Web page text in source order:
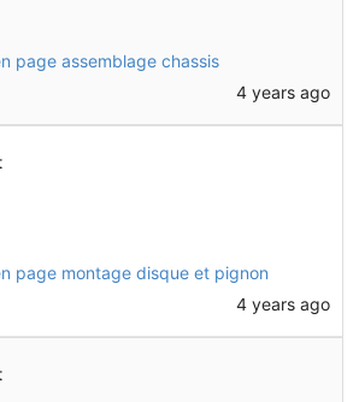
page assemblage chassis
4 years ago
page montage disque et pignon
4 years ago